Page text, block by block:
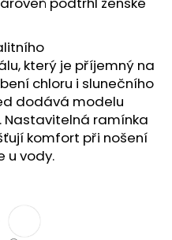
který je příjemný na
chloru i slunečního
dodává modelu
ramínka
komfort při nošení
u vody.